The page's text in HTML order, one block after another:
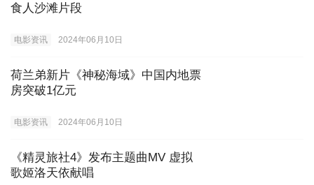
食人沙滩片段
电影资讯 2024年06月10日
荷兰弟新片《神秘海域》中国内地票
房突破1亿元
电影资讯 2024年06月10日
《精灵旅社4》发布主题曲MV 虚拟
歌姬洛天依献唱